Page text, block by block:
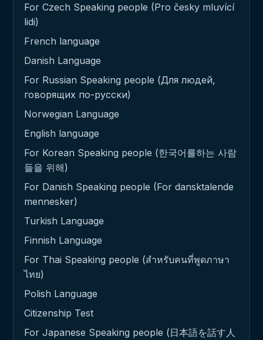
For Czech Speaking people (Pro česky mluvící
lidi)
French language
Danish Language
For Russian Speaking people (Для людей,
говорящих по-русски)
Norwegian Language
English language
For Korean Speaking people (한국어를하는 사람
들을 위해)
For Danish Speaking people (For dansktalende
mennesker)
Turkish Language
Finnish Language
For Thai Speaking people (สำหรับคนที่พูดภาษา
ไทย)
Polish Language
Citizenship Test
For Japanese Speaking people (日本語を話す人